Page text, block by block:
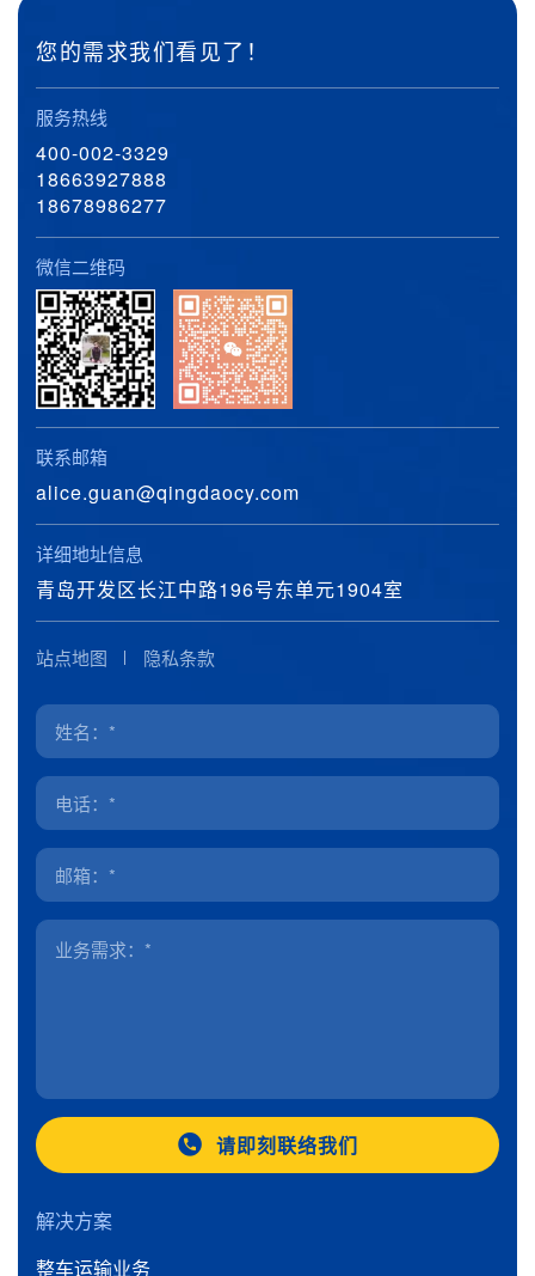
您的需求我们看见了！
服务热线
400-002-3329
18663927888
18678986277
微信二维码
联系邮箱
alice.guan@qingdaocy.com
详细地址信息
青岛开发区长江中路196号东单元1904室
站点地图 隐私条款
请即刻联络我们
解决方案
整车运输业务